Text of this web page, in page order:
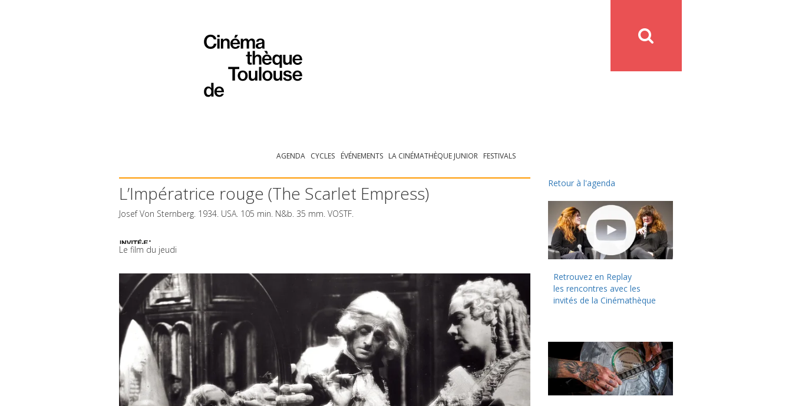
AGENDA CYCLES ÉVÉNEMENTS LA CINÉMATHÈQUE JUNIOR FESTIVALS
L’Impératrice rouge (The Scarlet Empress)
Josef Von Sternberg. 1934. USA. 105 min. N&b. 35 mm. VOSTF.
Le film du jeudi
Retour à l'agenda
Retrouvez en Replay
les rencontres avec les
invités de la Cinémathèque